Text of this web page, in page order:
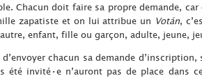
Chacun doit faire sa propre demande,
zapatiste et on lui attribue un Votán,
enfant, fille ou garçon, adulte, jeune,
chacun sa demande
été invité•e n’auront pas de place dans